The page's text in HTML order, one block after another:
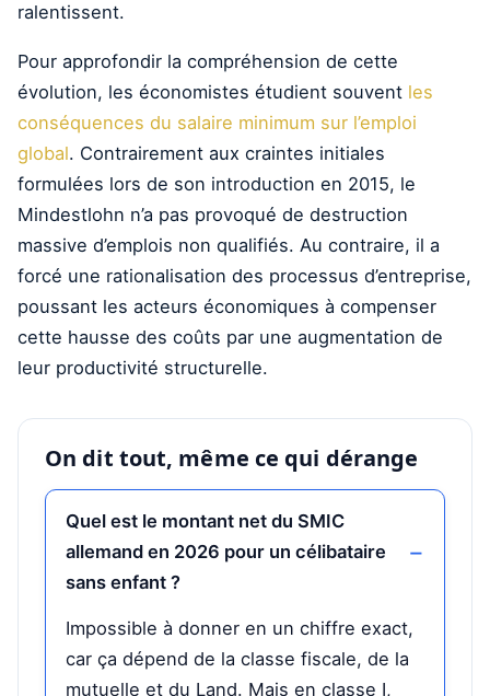
ralentissent.
Pour approfondir la compréhension de cette
évolution, les économistes étudient souvent les
conséquences du salaire minimum sur l’emploi
global. Contrairement aux craintes initiales
formulées lors de son introduction en 2015, le
Mindestlohn n’a pas provoqué de destruction
massive d’emplois non qualifiés. Au contraire, il a
forcé une rationalisation des processus d’entreprise,
poussant les acteurs économiques à compenser
cette hausse des coûts par une augmentation de
leur productivité structurelle.
On dit tout, même ce qui dérange
Quel est le montant net du SMIC
allemand en 2026 pour un célibataire
sans enfant ?
Impossible à donner en un chiffre exact,
car ça dépend de la classe fiscale, de la
mutuelle et du Land. Mais en classe I,